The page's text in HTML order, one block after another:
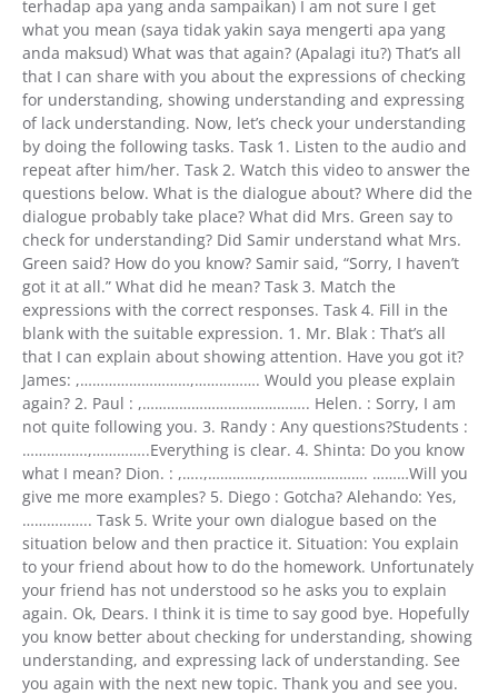
terhadap apa yang anda sampaikan) I am not sure I get
what you mean (saya tidak yakin saya mengerti apa yang
anda maksud) What was that again? (Apalagi itu?) That’s all
that I can share with you about the expressions of checking
for understanding, showing understanding and expressing
of lack understanding. Now, let’s check your understanding
by doing the following tasks. Task 1. Listen to the audio and
repeat after him/her. Task 2. Watch this video to answer the
questions below. What is the dialogue about? Where did the
dialogue probably take place? What did Mrs. Green say to
check for understanding? Did Samir understand what Mrs.
Green said? How do you know? Samir said, “Sorry, I haven’t
got it at all.” What did he mean? Task 3. Match the
expressions with the correct responses. Task 4. Fill in the
blank with the suitable expression. 1. Mr. Blak : That’s all
that I can explain about showing attention. Have you got it?
James: ,………………………,……………. Would you please explain
again? 2. Paul : ,………………………………….. Helen. : Sorry, I am
not quite following you. 3. Randy : Any questions?Students :
…………….,…………..Everything is clear. 4. Shinta: Do you know
what I mean? Dion. : ,…..,………….,……………………. ………Will you
give me more examples? 5. Diego : Gotcha? Alehando: Yes,
…………….. Task 5. Write your own dialogue based on the
situation below and then practice it. Situation: You explain
to your friend about how to do the homework. Unfortunately
your friend has not understood so he asks you to explain
again. Ok, Dears. I think it is time to say good bye. Hopefully
you know better about checking for understanding, showing
understanding, and expressing lack of understanding. See
you again with the next new topic. Thank you and see you.